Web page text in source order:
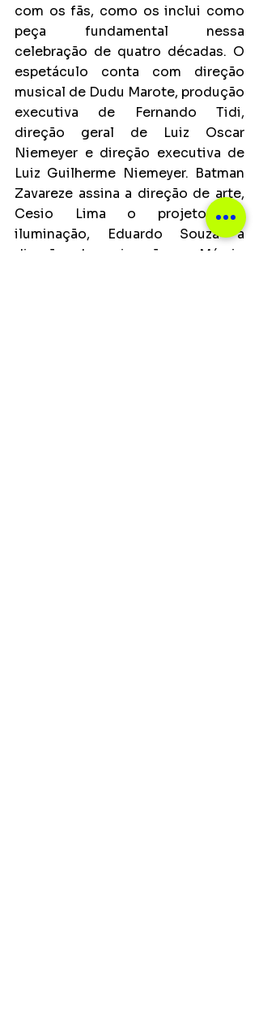
com os fãs, como os inclui como
peça fundamental nessa
celebração de quatro décadas. O
espetáculo conta com direção
musical de Dudu Marote, produção
executiva de Fernando Tidi,
direção geral de Luiz Oscar
Niemeyer e direção executiva de
Luiz Guilherme Niemeyer. Batman
Zavareze assina a direção de arte,
Cesio Lima o projeto de
iluminação, Eduardo Souza a
direção de animação e Márcio